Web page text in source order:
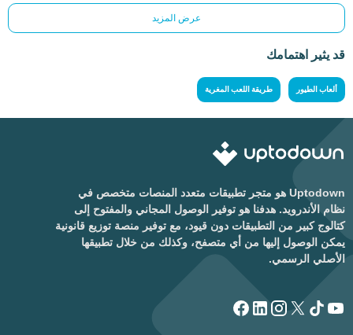
عرض المزيد
قد يثير اهتمامك
ألعاب الطيور طريقة اللعب المغرية
Uptodown هو متجر تطبيقات متعدد المنصات متخصص في
نظام الأندرويد. هدفنا هو توفير الوصول المجاني والمفتوح إلى
كتالوج كبير من التطبيقات دون قيود، مع توفير منصة توزيع قانونية
يمكن الوصول إليها من أي متصفح، وكذلك من خلال تطبيقها
الأصلي الرسمي.